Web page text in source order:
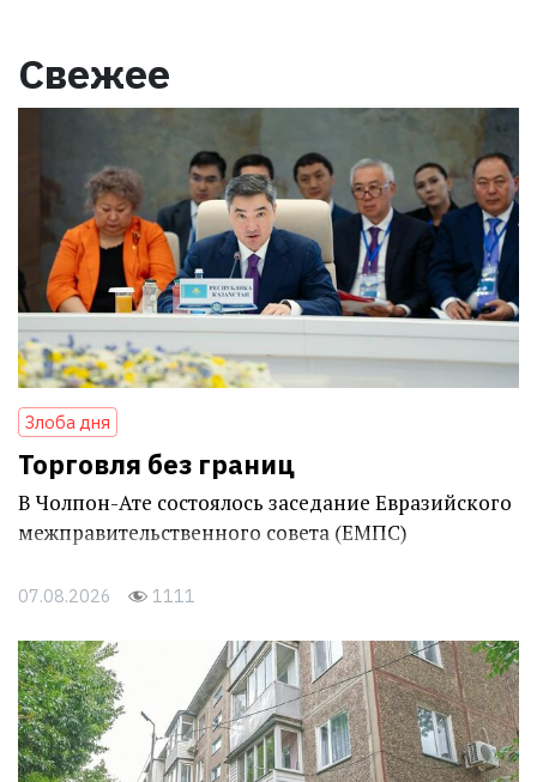
Свежее
Злоба дня
Торговля без границ
В Чолпон-Ате состоялось заседание Евразийского
межправительственного совета (ЕМПС)
07.08.2026 1111